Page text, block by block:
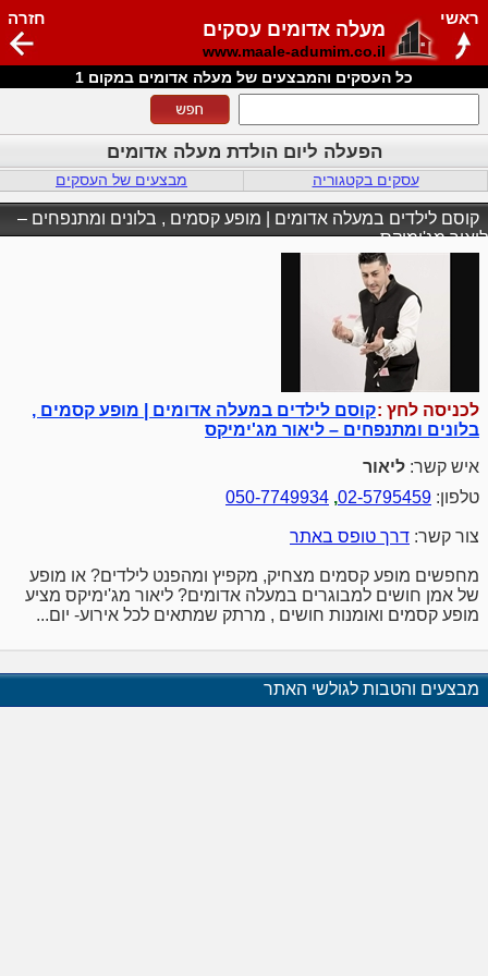
מעלה אדומים עסקים
www.maale-adumim.co.il
חזרה ראשי
כל העסקים והמבצעים של מעלה אדומים במקום 1
הפעלה ליום הולדת מעלה אדומים
עסקים בקטגוריה מבצעים של העסקים
קוסם לילדים במעלה אדומים | מופע קסמים , בלונים ומתנפחים –
ליאור מג'ימיקס
לכניסה לחץ :קוסם לילדים במעלה אדומים | מופע קסמים ,
בלונים ומתנפחים – ליאור מג'ימיקס
איש קשר: ליאור
טלפון: 02-5795459
,
050-7749934
צור קשר: דרך טופס באתר
מחפשים מופע קסמים מצחיק, מקפיץ ומהפנט לילדים? או מופע
של אמן חושים למבוגרים במעלה אדומים? ליאור מג'ימיקס מציע
מופע קסמים ואומנות חושים , מרתק שמתאים לכל אירוע- יום...
מבצעים והטבות לגולשי האתר